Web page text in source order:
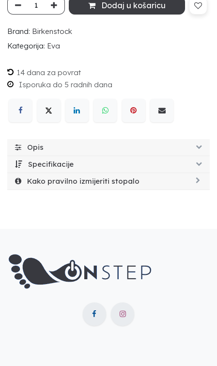
Dodaj u košaricu
Brand: Birkenstock
Kategorija: Eva
14 dana za povrat
Isporuka do 5 radnih dana
Opis
Specifikacije
Kako pravilno izmijeriti stopalo